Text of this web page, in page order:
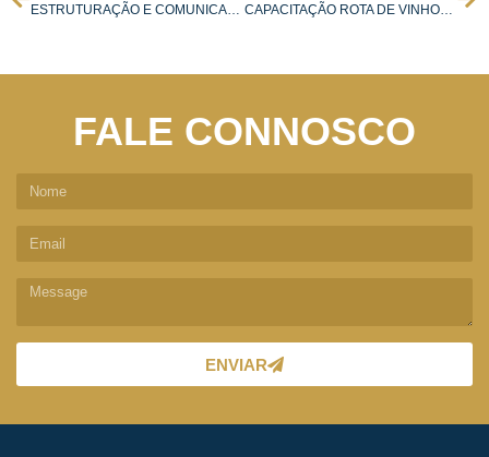
ESTRUTURAÇÃO E COMUNICAÇÃO DA ROTA DE VINHOS DA BEIRA INTERIOR CAPACITAÇÃO ROTA DE VINHOS DO DÃO
FALE CONNOSCO
ENVIAR